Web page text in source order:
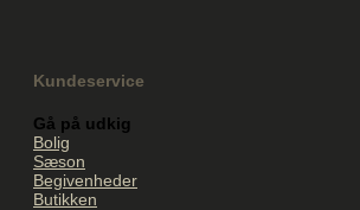
Kundeservice
Gå på udkig
Bolig
Sæson
Begivenheder
Butikken